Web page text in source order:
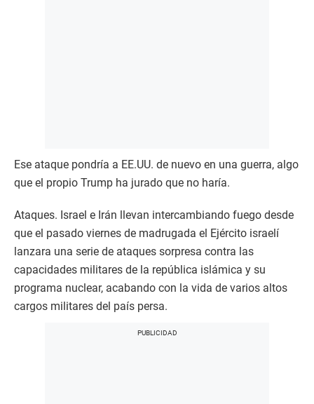
Ese ataque pondría a EE.UU. de nuevo en una guerra, algo
que el propio Trump ha jurado que no haría.
Ataques. Israel e Irán llevan intercambiando fuego desde
que el pasado viernes de madrugada el Ejército israelí
lanzara una serie de ataques sorpresa contra las
capacidades militares de la república islámica y su
programa nuclear, acabando con la vida de varios altos
cargos militares del país persa.